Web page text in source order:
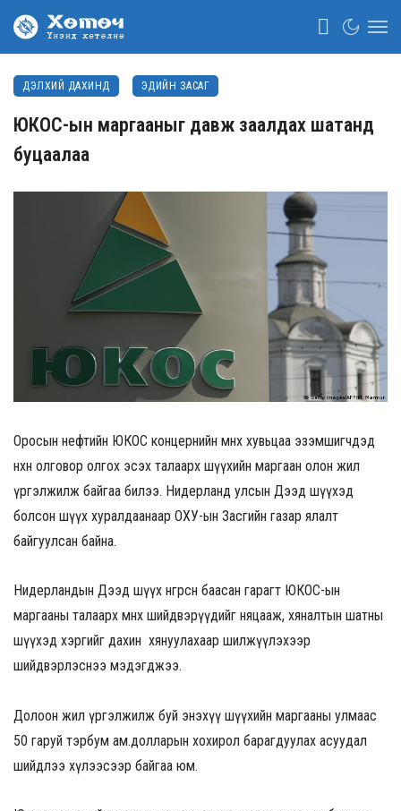
ДЭЛХИЙ ДАХИНД ЭДИЙН ЗАСАГ
ЮКОС-ын маргааныг давж заалдах шатанд
буцаалаа
Оросын нефтийн ЮКОС концернийн өмнөх хувьцаа эзэмшигчдэд
нөхөн олговор олгох эсэх талаарх шүүхийн маргаан олон жил
үргэлжилж байгаа билээ. Нидерланд улсын Дээд шүүхэд
болсон шүүх хуралдаанаар ОХУ-ын Засгийн газар ялалт
байгуулсан байна.
Нидерландын Дээд шүүх өнгөрсөн баасан гарагт ЮКОС-ын
маргааны талаарх өмнөх шийдвэрүүдийг няцааж, хяналтын шатны
шүүхэд хэргийг дахин хянуулахаар шилжүүлэхээр
шийдвэрлэснээ мэдэгджээ.
Долоон жил үргэлжилж буй энэхүү шүүхийн маргааны улмаас
50 гаруй тэрбум ам.долларын хохирол барагдуулах асуудал
шийдлээ хүлээсээр байгаа юм.